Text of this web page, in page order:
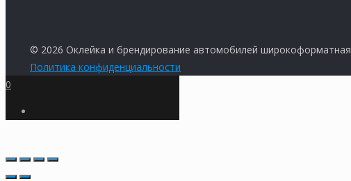
© 2026 Оклейка и брендирование автомобилей
Политика конфиденциальности
0